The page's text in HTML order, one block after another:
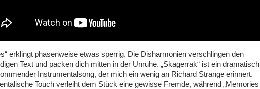
erklingt phasenweise etwas sperrig. Die Disharmonien verschlingen den
Text und packen dich mitten in der Unruhe. „Skagerrak“ ist ein dramatisch
Instrumentalsong, der mich ein wenig an Richard Strange erinnert.
Touch verleiht dem Stück eine gewisse Fremde, während „Memories